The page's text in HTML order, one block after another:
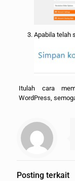
Apabila telah
Itulah cara
WordPress,
Posting terkait